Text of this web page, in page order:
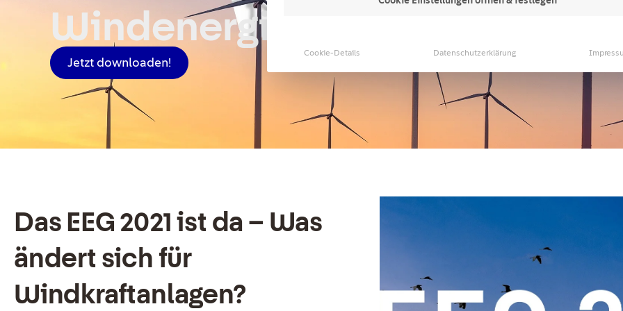
Windenergie
Jetzt downloaden!
Das EEG 2021 ist da – Was
ändert sich für
Windkraftanlagen?
Cookie-Details Datenschutzerklärung